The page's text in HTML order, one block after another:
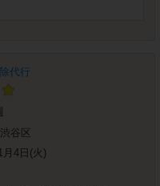
代行
谷区
月4日(火)